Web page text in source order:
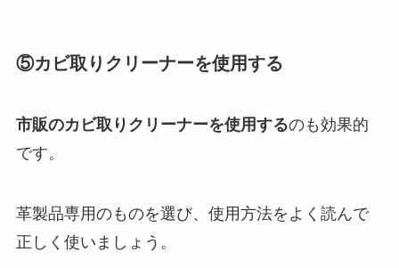
⑤カビ取りクリーナーを使用する
市販のカビ取りクリーナーを使用するのも効果的
です。
革製品専用のものを選び、使用方法をよく読んで
正しく使いましょう。